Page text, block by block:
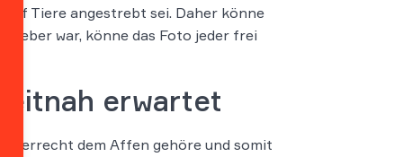
Tiere angestrebt sei. Daher könne
war, könne das Foto jeder frei
erwartet
dem Affen gehöre und somit